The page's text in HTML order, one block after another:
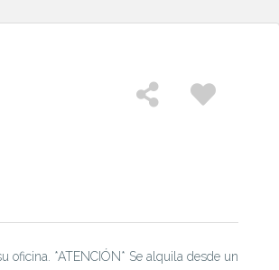
oficina. *ATENCIÓN* Se alquila desde un